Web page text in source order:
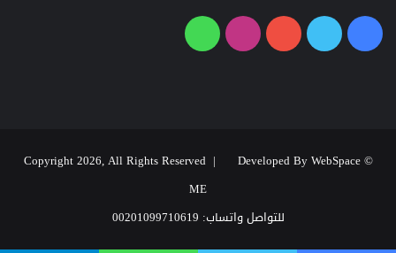
فيسبوك
تويتر يوتيوبانستقرامواتساب
© Copyright 2026, All Rights Reserved |
Developed By WebSpace
ME
للتواصل واتساب: 00201099710619